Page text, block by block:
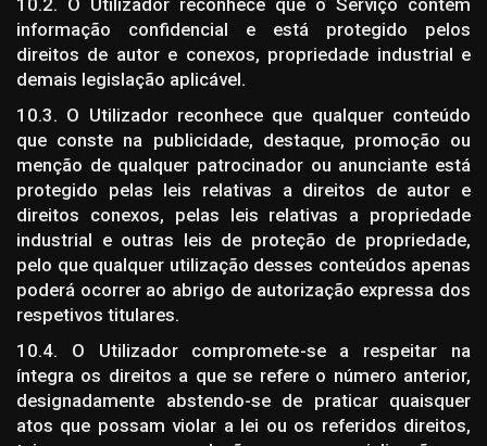
informação confidencial e está protegido pelos
direitos de autor e conexos, propriedade industrial e
demais legislação aplicável.
10.3. O Utilizador reconhece que qualquer conteúdo
que conste na publicidade, destaque, promoção ou
menção de qualquer patrocinador ou anunciante está
protegido pelas leis relativas a direitos de autor e
direitos conexos, pelas leis relativas a propriedade
industrial e outras leis de proteção de propriedade,
pelo que qualquer utilização desses conteúdos apenas
poderá ocorrer ao abrigo de autorização expressa dos
respetivos titulares.
10.4. O Utilizador compromete-se a respeitar na
íntegra os direitos a que se refere o número anterior,
designadamente abstendo-se de praticar quaisquer
atos que possam violar a lei ou os referidos direitos,